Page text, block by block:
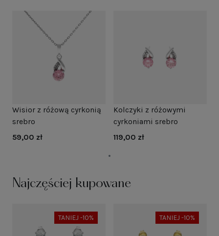
Wisior z różową cyrkonią
srebro
59,00 zł
Kolczyki z różowymi
cyrkoniami srebro
119,00 zł
Najczęściej kupowane
TANIEJ -10% TANIEJ -10%